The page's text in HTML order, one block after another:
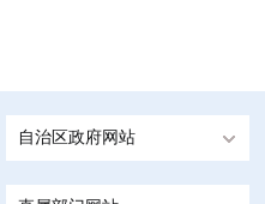
自治区政府网站